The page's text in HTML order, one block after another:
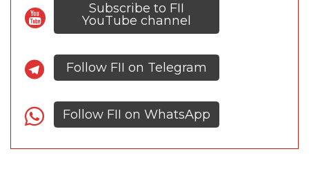
Subscribe to FII
YouTube channel
Follow FII on Telegram
Follow FII on WhatsApp